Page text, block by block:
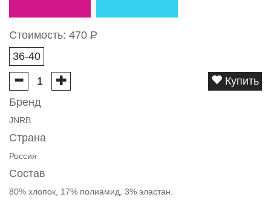
Стоимость: 470 Р
36-40
Купить
Бренд
JNRB
Страна
Россия
Состав
80% хлопок, 17% полиамид, 3% эластан.